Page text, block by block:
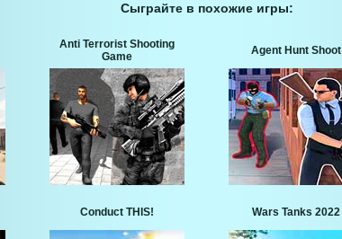
Сыграйте в похожие игры:
Anti Terrorist Shooting
Game
Agent Hunt Shoot
Conduct THIS! Wars Tanks 2022